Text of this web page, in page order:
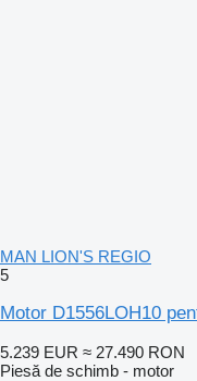
MAN LION'S REGIO
5
Motor D1556LOH10
5.239 EUR ≈ 27.490 RON
Piesă de schimb - motor